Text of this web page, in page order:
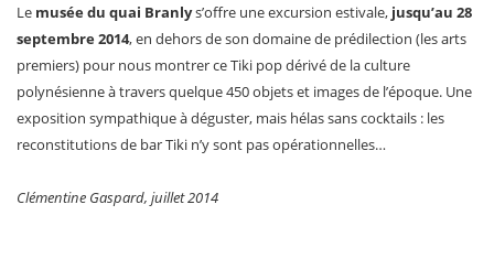
Le musée du quai Branlys’offre une excursion estivale, jusqu’au 28
septembre 2014, en dehors de son domaine de prédilection (les arts
premiers) pour nous montrer ce Tiki pop dérivé de la culture
polynésienne à travers quelque 450 objets et images de l’époque. Une
exposition sympathique à déguster, mais hélas sans cocktails : les
reconstitutions de bar Tiki n’y sont pas opérationnelles…
Clémentine Gaspard, juillet 2014